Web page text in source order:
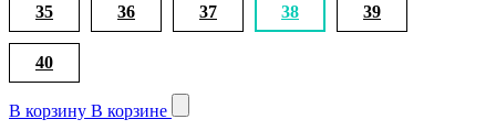
35 36 37 38 39
40
В корзину В корзине